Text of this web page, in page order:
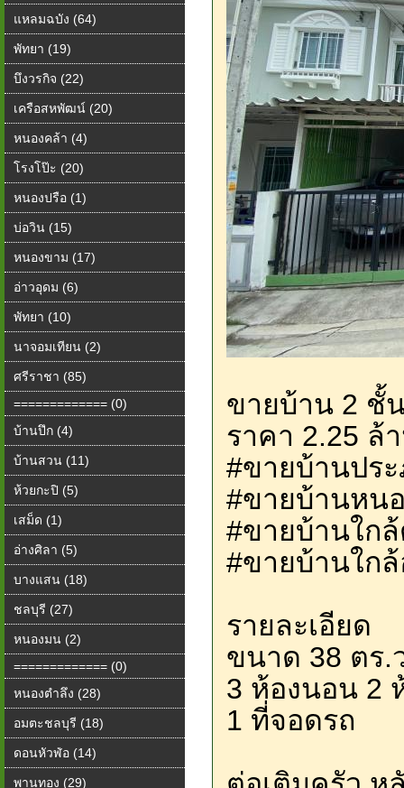
แหลมฉบัง (64)
พัทยา (19)
บึงวรกิจ (22)
เครือสหพัฒน์ (20)
หนองคล้า (4)
โรงโป๊ะ (20)
หนองปรือ (1)
บ่อวิน (15)
หนองขาม (17)
อ่าวอุดม (6)
พัทยา (10)
นาจอมเทียน (2)
ศรีราชา (85)
============= (0)
บ้านปึก (4)
บ้านสวน (11)
ห้วยกะปิ (5)
เสม็ด (1)
อ่างศิลา (5)
บางแสน (18)
ชลบุรี (27)
หนองมน (2)
============= (0)
หนองตำลึง (28)
อมตะชลบุรี (18)
ดอนหัวฬ่อ (14)
พานทอง (29)
ขายบ้าน 2 ชั้
ราคา 2.25 ล้
#ขายบ้านปร
#ขายบ้านหน
#ขายบ้านใก
#ขายบ้านใก
รายละเอียด
ขนาด 38 ตร
3 ห้องนอน 2
1 ที่จอดรถ